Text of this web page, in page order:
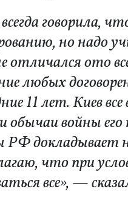
говорила,
но надо
отличался ото
любых
11 лет. Киев
обычаи войны
РФ докладывает
что при
все», —